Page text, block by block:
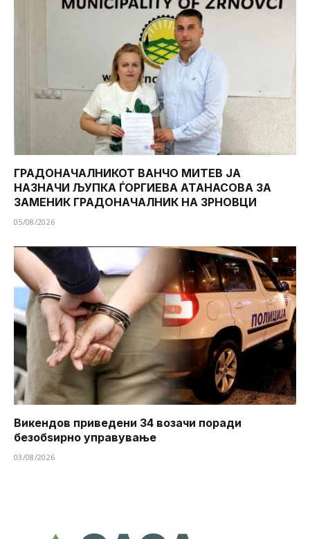
ГРАДОНАЧАЛНИКОТ ВАНЧО МИТЕВ ЈА
НАЗНАЧИ ЉУПКА ЃОРГИЕВА АТАНАСОВА ЗА
ЗАМЕНИК ГРАДОНАЧАЛНИК НА ЗРНОВЦИ
05/08/2026
Викендов приведени 34 возачи поради
безобѕирно управување
03/08/2026